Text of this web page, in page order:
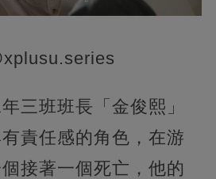
三班班長「金俊熙」
責任感的角色，在游
接著一個死亡，他的